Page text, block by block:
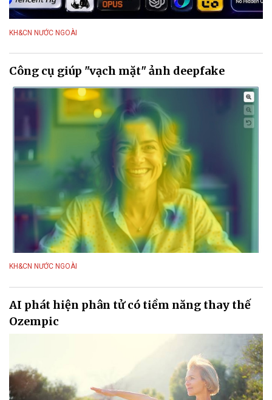
KH&CN NƯỚC NGOÀI
Công cụ giúp "vạch mặt" ảnh deepfake
KH&CN NƯỚC NGOÀI
AI phát hiện phân tử có tiềm năng thay thế
Ozempic